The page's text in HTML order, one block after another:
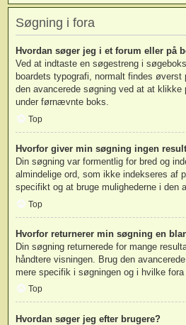
Søgning i fora
Hvordan søger jeg i et forum eller på
Ved at indtaste en søgestreng i
boardets typografi, normalt findes øverst
den avancerede søgning ved at at
under førnævnte boks.
Top
Hvorfor giver min søgning ingen
Din søgning var formentlig for bred og
almindelige ord, som ikke indekseres af
specifikt og at bruge mulighederne i den
Top
Hvorfor returnerer min søgning en
Din søgning returnerede for mange
håndtere visningen. Brug den
mere specifik i søgningen og i hvilke fora
Top
Hvordan søger jeg efter brugere?